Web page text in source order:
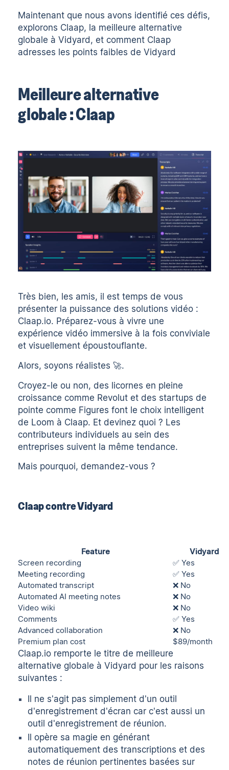
Maintenant que nous avons identifié ces défis,
explorons Claap, la meilleure alternative
globale à Vidyard, et comment Claap
adresses les points faibles de Vidyard
Meilleure alternative
globale : Claap
Très bien, les amis, il est temps de vous
présenter la puissance des solutions vidéo :
Claap.io. Préparez-vous à vivre une
expérience vidéo immersive à la fois conviviale
et visuellement époustouflante.
Alors, soyons réalistes 🚀.
Croyez-le ou non, des licornes en pleine
croissance comme Revolut et des startups de
pointe comme Figures font le choix intelligent
de Loom à Claap. Et devinez quoi ? Les
contributeurs individuels au sein des
entreprises suivent la même tendance.
Mais pourquoi, demandez-vous ?
Claap contre Vidyard
Feature
Vidyard
Screen recording
✅ Yes
Meeting recording
✅ Yes
Automated transcript
❌ No
Automated AI meeting notes
❌ No
Video wiki
❌ No
Comments
✅ Yes
Advanced collaboration
❌ No
Premium plan cost
$89/month
Claap.io remporte le titre de meilleure
alternative globale à Vidyard pour les raisons
suivantes :
Il ne s'agit pas simplement d'un outil
d'enregistrement d'écran car c'est aussi un
outil d'enregistrement de réunion.
Il opère sa magie en générant
automatiquement des transcriptions et des
notes de réunion pertinentes basées sur